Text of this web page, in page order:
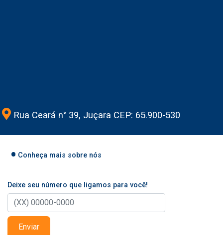
Rua Ceará n° 39, Juçara CEP: 65.900-530
Conheça mais sobre nós
Deixe seu número que ligamos para você!
Enviar